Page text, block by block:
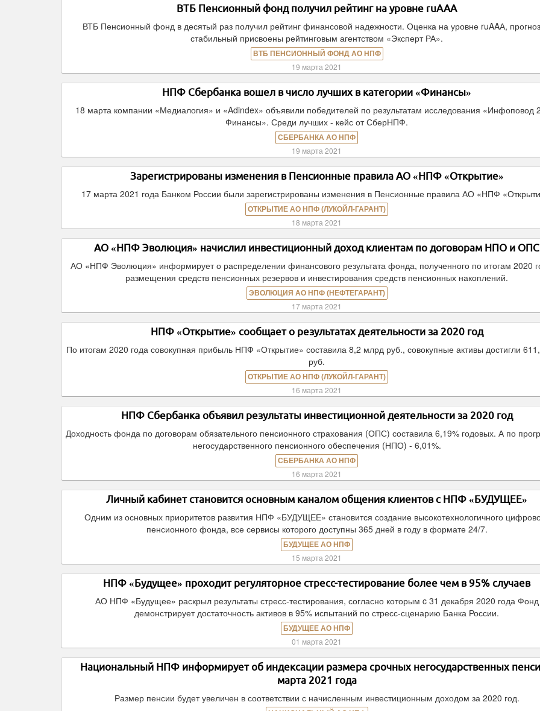
ВТБ Пенсионный фонд получил рейтинг на уровне ruAAА
ВТБ Пенсионный фонд в десятый раз получил рейтинг финансовой надежности. Оценка на уровне ruAAА,
стабильный присвоены рейтинговым агентством «Эксперт РА».
ВТБ ПЕНСИОННЫЙ ФОНД АО НПФ
19 марта 2021
НПФ Сбербанка вошел в число лучших в категории «Финансы»
18 марта компании «Медиалогия» и «Adindex» объявили победителей по результатам исследования «Инфоповод
Финансы». Среди лучших - кейс от СберНПФ.
СБЕРБАНКА АО НПФ
19 марта 2021
Зарегистрированы изменения в Пенсионные правила АО «НПФ «Открытие»
17 марта 2021 года Банком России были зарегистрированы изменения в Пенсионные правила АО «НПФ
ОТКРЫТИЕ АО НПФ (ЛУКОЙЛ-ГАРАНТ)
18 марта 2021
АО «НПФ Эволюция» начислил инвестиционный доход клиентам по договорам НПО и ОПС
АО «НПФ Эволюция» информирует о распределении финансового результата фонда, полученного по итогам 2020
размещения средств пенсионных резервов и инвестирования средств пенсионных накоплений.
ЭВОЛЮЦИЯ АО НПФ (НЕФТЕГАРАНТ)
17 марта 2021
НПФ «Открытие» сообщает о результатах деятельности за 2020 год
По итогам 2020 года совокупная прибыль НПФ «Открытие» составила 8,2 млрд руб., совокупные активы достигли
руб.
ОТКРЫТИЕ АО НПФ (ЛУКОЙЛ-ГАРАНТ)
16 марта 2021
НПФ Сбербанка объявил результаты инвестиционной деятельности за 2020 год
Доходность фонда по договорам обязательного пенсионного страхования (ОПС) составила 6,19% годовых. А по
негосударственного пенсионного обеспечения (НПО) - 6,01%.
СБЕРБАНКА АО НПФ
16 марта 2021
Личный кабинет становится основным каналом общения клиентов с НПФ «БУДУЩЕЕ»
Одним из основных приоритетов развития НПФ «БУДУЩЕЕ» становится создание высокотехнологичного
пенсионного фонда, все сервисы которого доступны 365 дней в году в формате 24/7.
БУДУЩЕЕ АО НПФ
15 марта 2021
НПФ «Будущее» проходит регуляторное стресс-тестирование более чем в 95% случаев
АО НПФ «Будущее» раскрыл результаты стресс-тестирования, согласно которым c 31 декабря 2020 года Фонд
демонстрирует достаточность активов в 95% испытаний по стресс-сценарию Банка России.
БУДУЩЕЕ АО НПФ
01 марта 2021
Национальный НПФ информирует об индексации размера срочных негосударственных
марта 2021 года
Размер пенсии будет увеличен в соответствии с начисленным инвестиционным доходом за 2020 год.